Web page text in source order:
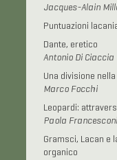
Jacques-Alain
Puntuazioni
Dante, eretico
Antonio Di Ciaccia
Una divisione
Marco Focchi
Leopardi:
Paola Francesconi
Gramsci, Lacan e
organico